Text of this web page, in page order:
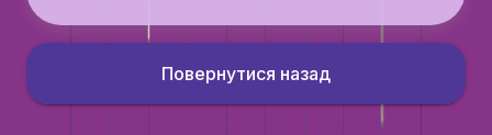
Повернутися назад